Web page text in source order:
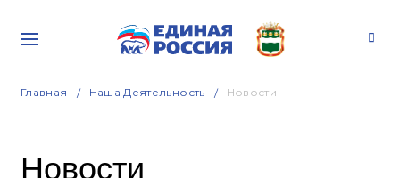
Главная Наша Деятельность Новости
Новости